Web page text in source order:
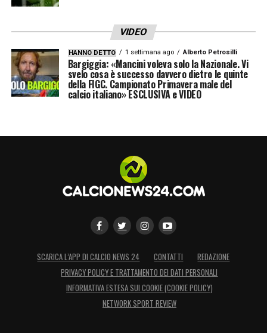
VIDEO
HANNO DETTO 1 settimana ago Alberto Petrosilli
Bargiggia: «Mancini voleva solo la Nazionale. Vi
svelo cosa è successo davvero dietro le quinte
della FIGC. Campionato Primavera male del
calcio italiano» ESCLUSIVA e VIDEO
SCARICA L’APP DI CALCIO NEWS 24 CONTATTI
REDAZIONE
PRIVACY POLICY E TRATTAMENTO DEI DATI PERSONALI
INFORMATIVA ESTESA SUI COOKIE (COOKIE POLICY)
NETWORK SPORT REVIEW